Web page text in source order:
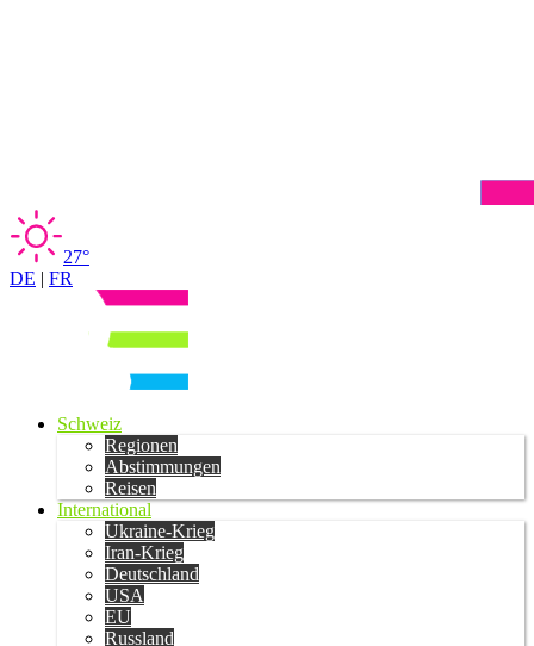
27°
DE | FR
Schweiz
Regionen
Abstimmungen
Reisen
International
Ukraine-Krieg
Iran-Krieg
Deutschland
USA
EU
Russland